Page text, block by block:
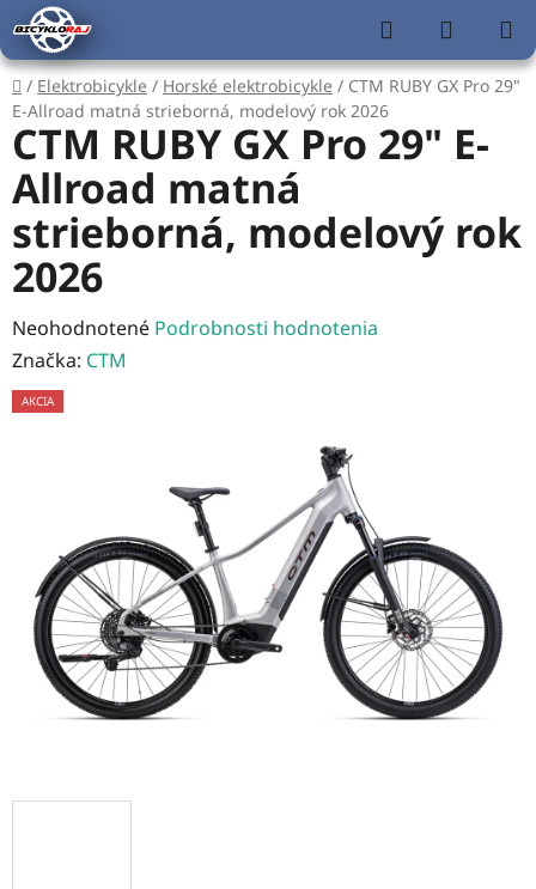
Prejsť
na
obsah
Hľadať
KOŠÍK
Domov
/ Elektrobicykle / Horské elektrobicykle / CTM RUBY GX Pro 29"
E-Allroad matná strieborná, modelový rok 2026
CTM RUBY GX Pro 29" E-
Allroad matná
strieborná, modelový rok
2026
Priemerné
hodnotenie
produktu
hviezdičiek.
Neohodnotené Podrobnosti hodnotenia
Značka: CTM
AKCIA